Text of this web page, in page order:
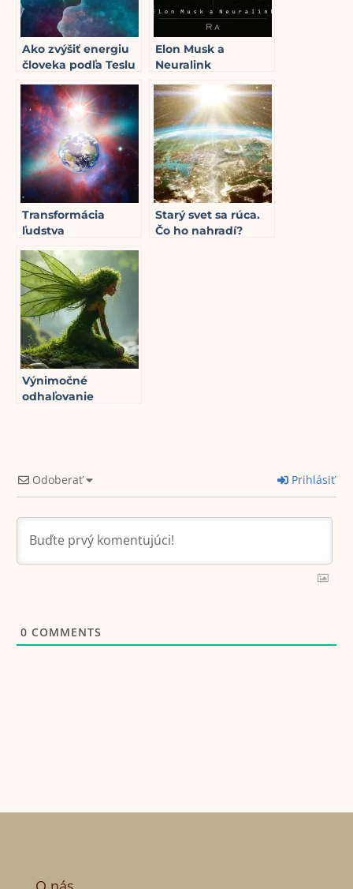
Ako zvýšiť energiu
človeka podľa Teslu
Elon Musk a
Neuralink
Transformácia
ľudstva
Starý svet sa rúca.
Čo ho nahradí?
Výnimočné
odhaľovanie
Odoberať
Prihlásiť
0 COMMENTS